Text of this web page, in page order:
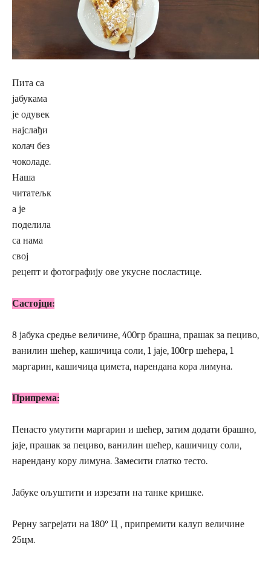
Пита са
јабукама
је одувек
најслађи
колач без
чоколаде.
Наша
читатељк
а је
поделила
са нама
свој
рецепт и фотографију ове укусне посластице.
Састојци:
8 јабука средње величине, 400гр брашна, прашак за пециво,
ванилин шећер, кашичица соли, 1 јаје, 100гр шећера, 1
маргарин, кашичица цимета, нарендана кора лимуна.
Припрема:
Пенасто умутити маргарин и шећер, затим додати брашно,
јаје, прашак за пециво, ванилин шећер, кашичицу соли,
нарендану кору лимуна. Замесити глатко тесто.
Јабуке ољуштити и изрезати на танке кришке.
Рерну загрејати на 180° Ц , припремити калуп величине
25цм.